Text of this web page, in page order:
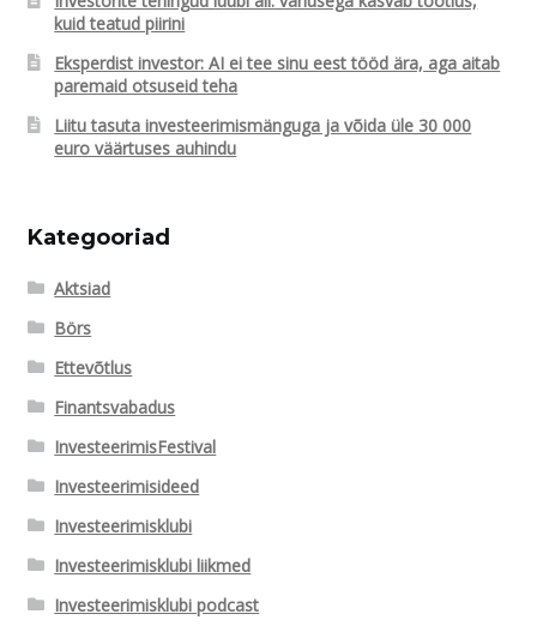
kuid teatud piirini
Eksperdist investor: AI ei tee sinu eest tööd ära, aga aitab
paremaid otsuseid teha
Liitu tasuta investeerimismänguga ja võida üle 30 000
euro väärtuses auhindu
Kategooriad
Aktsiad
Börs
Ettevõtlus
Finantsvabadus
InvesteerimisFestival
Investeerimisideed
Investeerimisklubi
Investeerimisklubi liikmed
Investeerimisklubi podcast